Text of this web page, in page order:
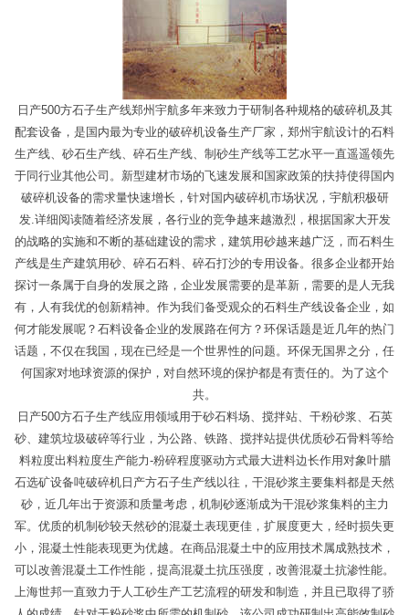
日产500方石子生产线郑州宇航多年来致力于研制各种规格的破碎机及其
配套设备，是国内最为专业的破碎机设备生产厂家，郑州宇航设计的石料
生产线、砂石生产线、碎石生产线、制砂生产线等工艺水平一直遥遥领先
于同行业其他公司。新型建材市场的飞速发展和国家政策的扶持使得国内
破碎机设备的需求量快速增长，针对国内破碎机市场状况，宇航积极研
发.详细阅读随着经济发展，各行业的竞争越来越激烈，根据国家大开发
的战略的实施和不断的基础建设的需求，建筑用砂越来越广泛，而石料生
产线是生产建筑用砂、碎石石料、碎石打沙的专用设备。很多企业都开始
探讨一条属于自身的发展之路，企业发展需要的是革新，需要的是人无我
有，人有我优的创新精神。作为我们备受观众的石料生产线设备企业，如
何才能发展呢？石料设备企业的发展路在何方？环保话题是近几年的热门
话题，不仅在我国，现在已经是一个世界性的问题。环保无国界之分，任
何国家对地球资源的保护，对自然环境的保护都是有责任的。为了这个
共。
日产500方石子生产线应用领域用于砂石料场、搅拌站、干粉砂浆、石英
砂、建筑垃圾破碎等行业，为公路、铁路、搅拌站提供优质砂石骨料等给
料粒度出料粒度生产能力-粉碎程度驱动方式最大进料边长作用对象叶腊
石选矿设备吨破碎机日产方石子生产线以往，干混砂浆主要集料都是天然
砂，近几年出于资源和质量考虑，机制砂逐渐成为干混砂浆集料的主力
军。优质的机制砂较天然砂的混凝土表现更佳，扩展度更大，经时损失更
小，混凝土性能表现更为优越。在商品混凝土中的应用技术属成熟技术，
可以改善混凝土工作性能，提高混凝土抗压强度，改善混凝土抗渗性能。
上海世邦一直致力于人工砂生产工艺流程的研发和制造，并且已取得了骄